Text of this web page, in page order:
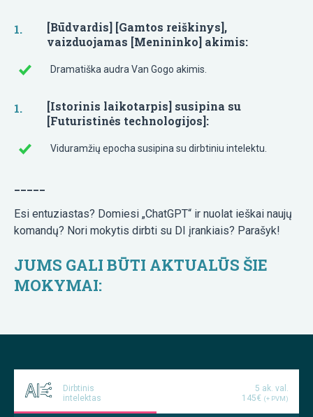
[Būdvardis] [Gamtos reiškinys],
vaizduojamas [Menininko] akimis:
Dramatiška audra Van Gogo akimis.
[Istorinis laikotarpis] susipina su
[Futuristinės technologijos]:
Viduramžių epocha susipina su dirbtiniu intelektu.
Esi entuziastas? Domiesi „ChatGPT“ ir nuolat ieškai naujų
komandų? Nori mokytis dirbti su DI įrankiais? Parašyk!
JUMS GALI BŪTI AKTUALŪS ŠIE
MOKYMAI:
Dirbtinis
intelektas
5 ak. val.
145€ (+ PVM)